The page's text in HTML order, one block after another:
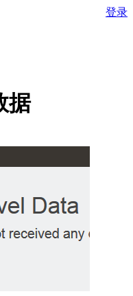
登录
据